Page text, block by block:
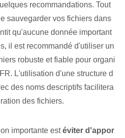
recommandations. Tout
sauvegarder vos fichiers ⁣dans
qu'aucune ⁣donnée important
il est recommandé d'utiliser un
robuste et fiable pour organi
L'utilisation d'une structure d
des noms descriptifs facilitera
des fichiers.
importante est⁤éviter d'appor